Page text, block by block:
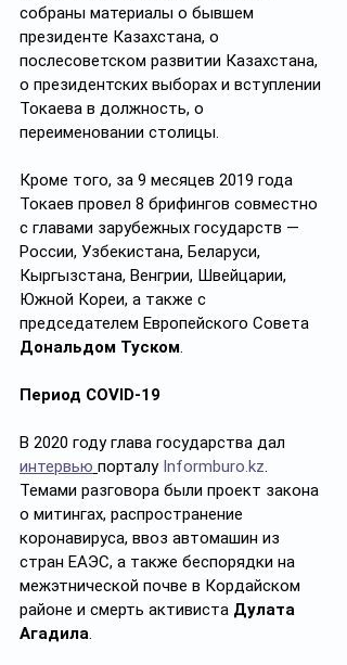
собраны материалы о бывшем
президенте Казахстана, о
послесоветском развитии Казахстана,
о президентских выборах и вступлении
Токаева в должность, о
переименовании столицы.
Кроме того, за 9 месяцев 2019 года
Токаев провел 8 брифингов совместно
с главами зарубежных государств —
России, Узбекистана, Беларуси,
Кыргызстана, Венгрии, Швейцарии,
Южной Кореи, а также с
председателем Европейского Совета
Дональдом Туском.
Период COVID-19
В 2020 году глава государства дал
интервью порталу Informburo.kz.
Темами разговора были проект закона
о митингах, распространение
коронавируса, ввоз автомашин из
стран ЕАЭС, а также беспорядки на
межэтнической почве в Кордайском
районе и смерть активиста Дулата
Агадила.